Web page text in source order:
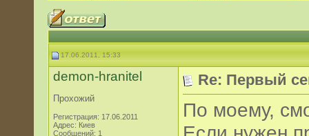
17.06.2011, 15:33
demon-hranitel
Прохожий
Регистрация: 17.06.2011
Адрес: Киев
Сообщений: 1
Re: Первый
По моему,